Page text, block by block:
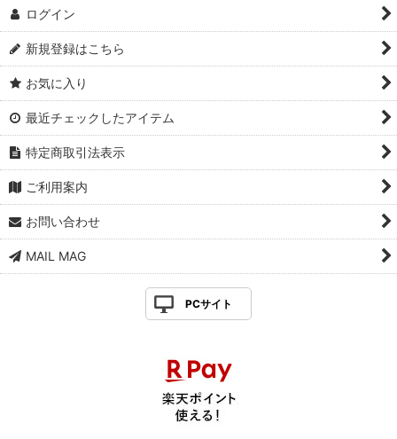
ログイン
新規登録はこちら
お気に入り
最近チェックしたアイテム
特定商取引法表示
ご利用案内
お問い合わせ
MAIL MAG
PCサイト